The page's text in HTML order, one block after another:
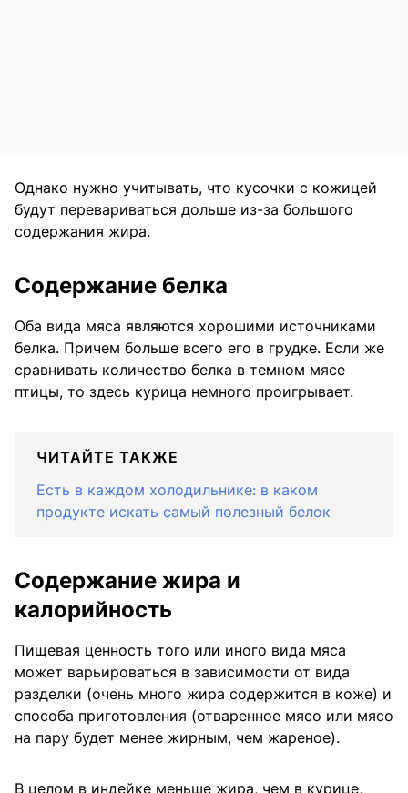
Однако нужно учитывать, что кусочки с кожицей
будут перевариваться дольше из-за большого
содержания жира.
Содержание белка
Оба вида мяса являются хорошими источниками
белка. Причем больше всего его в грудке. Если же
сравнивать количество белка в темном мясе
птицы, то здесь курица немного проигрывает.
ЧИТАЙТЕ ТАКЖЕ
Есть в каждом холодильнике: в каком
продукте искать самый полезный белок
Содержание жира и
калорийность
Пищевая ценность того или иного вида мяса
может варьироваться в зависимости от вида
разделки (очень много жира содержится в коже) и
способа приготовления (отваренное мясо или мясо
на пару будет менее жирным, чем жареное).
В целом в индейке меньше жира, чем в курице,